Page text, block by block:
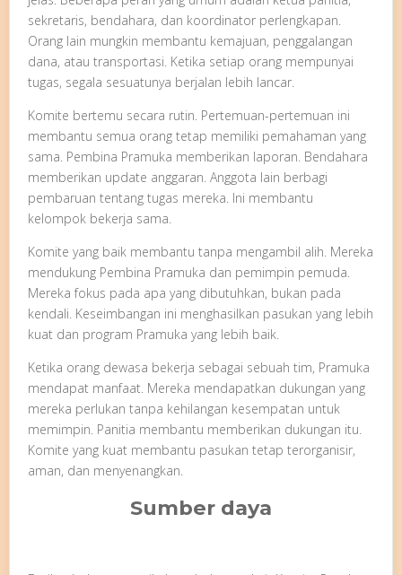
sekretaris, bendahara, dan koordinator perlengkapan.
Orang lain mungkin membantu kemajuan, penggalangan
dana, atau transportasi. Ketika setiap orang mempunyai
tugas, segala sesuatunya berjalan lebih lancar.
Komite bertemu secara rutin. Pertemuan-pertemuan ini
membantu semua orang tetap memiliki pemahaman yang
sama. Pembina Pramuka memberikan laporan. Bendahara
memberikan update anggaran. Anggota lain berbagi
pembaruan tentang tugas mereka. Ini membantu
kelompok bekerja sama.
Komite yang baik membantu tanpa mengambil alih. Mereka
mendukung Pembina Pramuka dan pemimpin pemuda.
Mereka fokus pada apa yang dibutuhkan, bukan pada
kendali. Keseimbangan ini menghasilkan pasukan yang lebih
kuat dan program Pramuka yang lebih baik.
Ketika orang dewasa bekerja sebagai sebuah tim, Pramuka
mendapat manfaat. Mereka mendapatkan dukungan yang
mereka perlukan tanpa kehilangan kesempatan untuk
memimpin. Panitia membantu memberikan dukungan itu.
Komite yang kuat membantu pasukan tetap terorganisir,
aman, dan menyenangkan.
Sumber daya